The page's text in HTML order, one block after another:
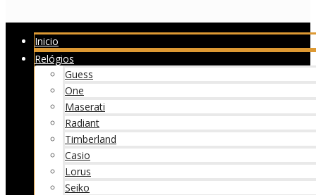
Inicio
Relógios
Guess
One
Maserati
Radiant
Timberland
Casio
Lorus
Seiko